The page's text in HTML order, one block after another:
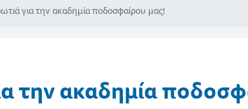
για την ακαδημία ποδοσφαίρου μας!
την ακαδημία